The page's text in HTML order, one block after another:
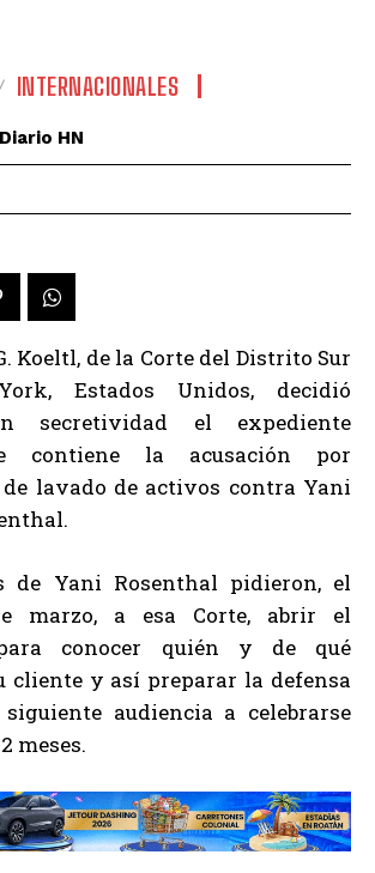
INTERNACIONALES
HN
Koeltl, de la Corte del Distrito Sur
Estados Unidos, decidió
secretividad el expediente
contiene la acusación por
lavado de activos contra Yani
de Yani Rosenthal pidieron, el
marzo, a esa Corte, abrir el
conocer quién y de qué
cliente y así preparar la defensa
audiencia a celebrarse
meses.